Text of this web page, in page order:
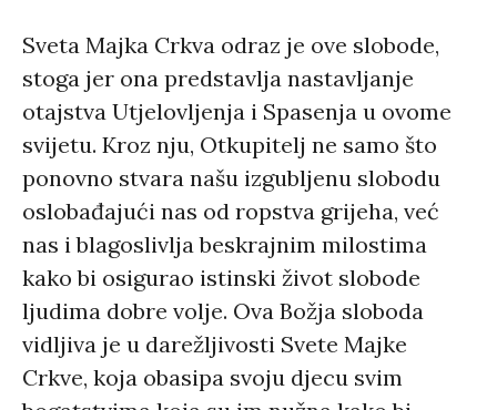
Sveta Majka Crkva odraz je ove slobode,
stoga jer ona predstavlja nastavljanje
otajstva Utjelovljenja i Spasenja u ovome
svijetu. Kroz nju, Otkupitelj ne samo što
ponovno stvara našu izgubljenu slobodu
oslobađajući nas od ropstva grijeha, već
nas i blagoslivlja beskrajnim milostima
kako bi osigurao istinski život slobode
ljudima dobre volje. Ova Božja sloboda
vidljiva je u darežljivosti Svete Majke
Crkve, koja obasipa svoju djecu svim